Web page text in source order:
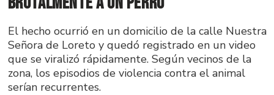
El hecho ocurrió en un domicilio de la calle Nuestra
Señora de Loreto y quedó registrado en un video
que se viralizó rápidamente. Según vecinos de la
zona, los episodios de violencia contra el animal
serían recurrentes.